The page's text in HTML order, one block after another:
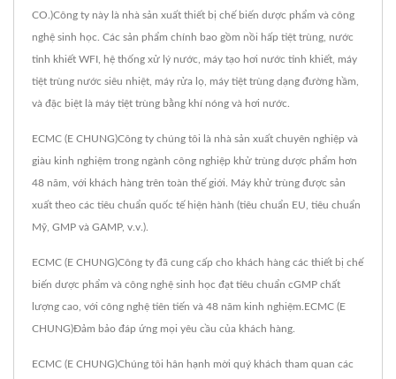
CO.)Công ty này là nhà sản xuất thiết bị chế biến dược phẩm và công
nghệ sinh học. Các sản phẩm chính bao gồm nồi hấp tiệt trùng, nước
tinh khiết WFI, hệ thống xử lý nước, máy tạo hơi nước tinh khiết, máy
tiệt trùng nước siêu nhiệt, máy rửa lọ, máy tiệt trùng dạng đường hầm,
và đặc biệt là máy tiệt trùng bằng khí nóng và hơi nước.
ECMC (E CHUNG)Công ty chúng tôi là nhà sản xuất chuyên nghiệp và
giàu kinh nghiệm trong ngành công nghiệp khử trùng dược phẩm hơn
48 năm, với khách hàng trên toàn thế giới. Máy khử trùng được sản
xuất theo các tiêu chuẩn quốc tế hiện hành (tiêu chuẩn EU, tiêu chuẩn
Mỹ, GMP và GAMP, v.v.).
ECMC (E CHUNG)Công ty đã cung cấp cho khách hàng các thiết bị chế
biến dược phẩm và công nghệ sinh học đạt tiêu chuẩn cGMP chất
lượng cao, với công nghệ tiên tiến và 48 năm kinh nghiệm.ECMC (E
CHUNG)Đảm bảo đáp ứng mọi yêu cầu của khách hàng.
ECMC (E CHUNG)Chúng tôi hân hạnh mời quý khách tham quan các